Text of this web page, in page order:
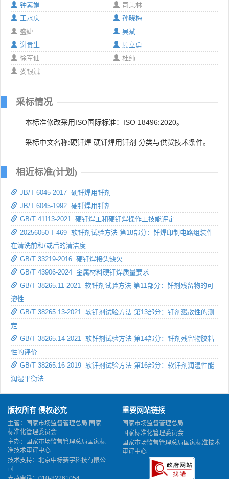
钟素娟
司秉林
王水庆
孙晓梅
盛婕
吴斌
谢贵生
顾立勇
徐军仙
杜纯
娄银斌
采标情况
本标准修改采用ISO国际标准：ISO 18496:2020。
采标中文名称:硬钎焊 硬钎焊用钎剂 分类与供货技术条件。
相近标准(计划)
JB/T 6045-2017 硬钎焊用钎剂
JB/T 6045-1992 硬钎焊用钎剂
GB/T 41113-2021 硬钎焊工和硬钎焊操作工技能评定
20256050-T-469 软钎剂试验方法 第18部分：钎焊印制电路组装件
在清洗前和/或后的清洁度
GB/T 33219-2016 硬钎焊接头缺欠
GB/T 43906-2024 金属材料硬钎焊质量要求
GB/T 38265.11-2021 软钎剂试验方法 第11部分：钎剂残留物的可
溶性
GB/T 38265.13-2021 软钎剂试验方法 第13部分：钎剂溅散性的测
定
GB/T 38265.14-2021 软钎剂试验方法 第14部分：钎剂残留物胶粘
性的评价
GB/T 38265.16-2019 软钎剂试验方法 第16部分：软钎剂润湿性能
润湿平衡法
版权所有 侵权必究
主管：国家市场监督管理总局 国家
标准化管理委员会
主办：国家市场监督管理总局国家标
准技术审评中心
技术支持：北京中标赛宇科技有限公
司
重要网站链接
国家市场监督管理总局
国家标准化管理委员会
国家市场监督管理总局国家标准技术
审评中心